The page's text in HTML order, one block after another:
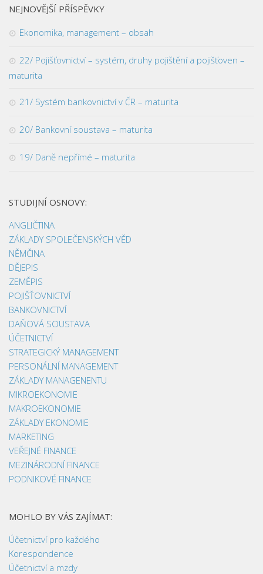
NEJNOVĚJŠÍ PŘÍSPĚVKY
Ekonomika, management – obsah
22/ Pojišťovnictví – systém, druhy pojištění a pojišťoven –
maturita
21/ Systém bankovnictví v ČR – maturita
20/ Bankovní soustava – maturita
19/ Daně nepřímé – maturita
STUDIJNÍ OSNOVY:
ANGLIČTINA
ZÁKLADY SPOLEČENSKÝCH VĚD
NĚMČINA
DĚJEPIS
ZEMĚPIS
POJIŠŤOVNICTVÍ
BANKOVNICTVÍ
DAŇOVÁ SOUSTAVA
ÚČETNICTVÍ
STRATEGICKÝ MANAGEMENT
PERSONÁLNÍ MANAGEMENT
ZÁKLADY MANAGENENTU
MIKROEKONOMIE
MAKROEKONOMIE
ZÁKLADY EKONOMIE
MARKETING
VEŘEJNÉ FINANCE
MEZINÁRODNÍ FINANCE
PODNIKOVÉ FINANCE
MOHLO BY VÁS ZAJÍMAT:
Účetnictví pro každého
Korespondence
Účetnictví a mzdy